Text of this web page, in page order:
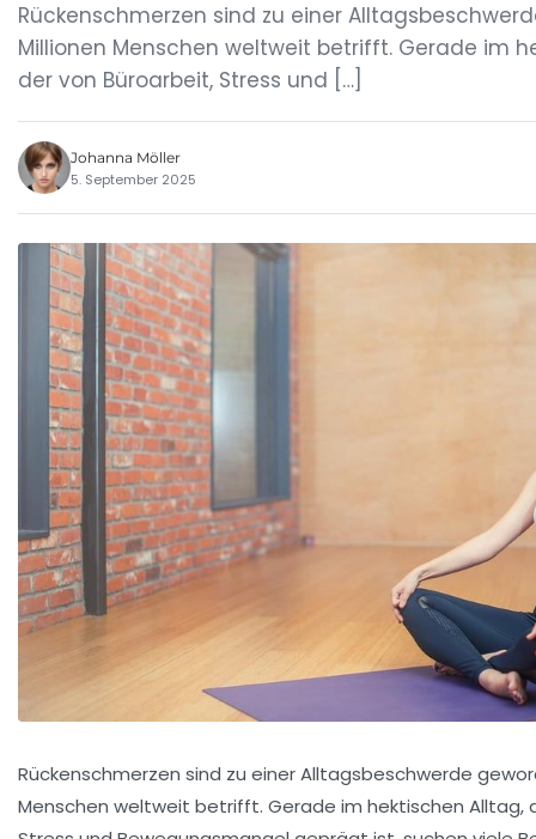
Rückenschmerzen sind zu einer
Millionen Menschen weltweit betrifft. Gerade im
der von Büroarbeit, Stress und […]
Johanna Möller
5. September 2025
Rückenschmerzen sind zu einer Alltagsbeschwerde
Menschen weltweit betrifft. Gerade im hektischen Alltag,